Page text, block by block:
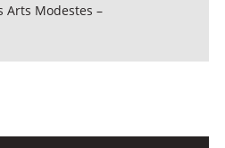
Arts Modestes –